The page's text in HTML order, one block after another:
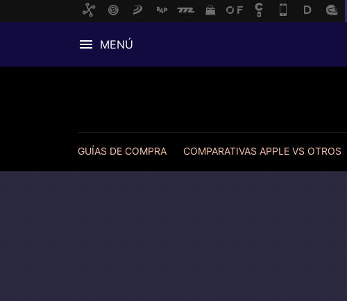
MENÚ
GUÍAS DE COMPRA COMPARATIVAS APPLE VS OTROS